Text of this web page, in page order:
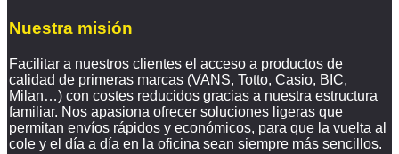
Nuestra misión
Facilitar a nuestros clientes el acceso a productos de
calidad de primeras marcas (VANS, Totto, Casio, BIC,
Milan…) con costes reducidos gracias a nuestra estructura
familiar. Nos apasiona ofrecer soluciones ligeras que
permitan envíos rápidos y económicos, para que la vuelta al
cole y el día a día en la oficina sean siempre más sencillos.